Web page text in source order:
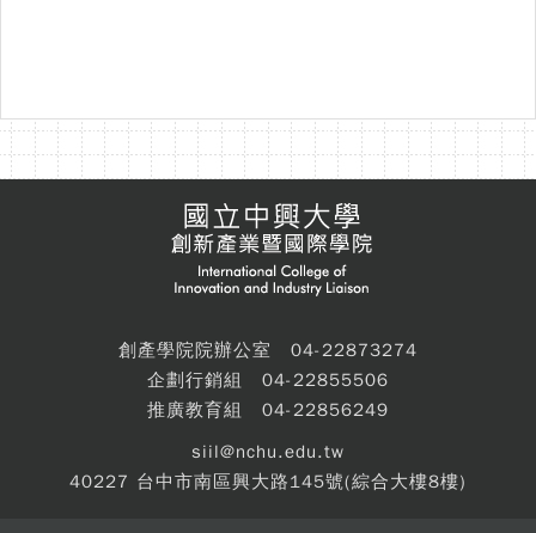
創產學院院辦公室 04-22873274
企劃行銷組 04-22855506
推廣教育組 04-22856249
siil@nchu.edu.tw
40227 台中市南區興大路145號(綜合大樓8樓)